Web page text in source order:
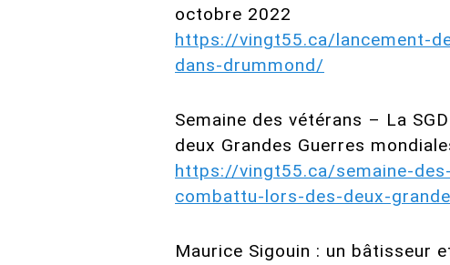
octobre 2022
https://vingt55.ca/lancement-
dans-drummond/
Semaine des vétérans – La
deux Grandes Guerres
https://vingt55.ca/semaine-
combattu-lors-des-deux-
Maurice Sigouin : un bâtisseur